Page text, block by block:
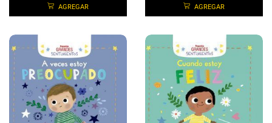
AGREGAR AGREGAR